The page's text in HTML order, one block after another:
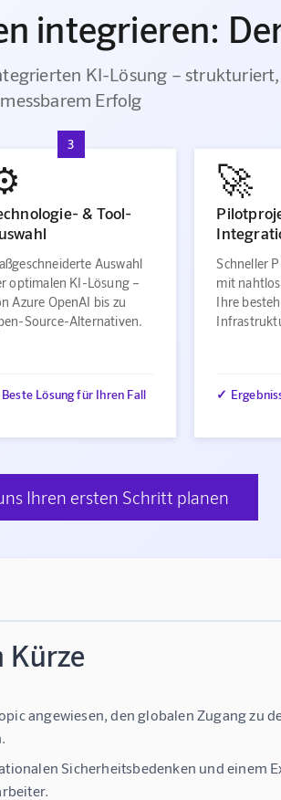
integrieren:
KI-Lösung –
messbarem Erfolg
3
& Tool-
Auswahl
optimalen KI-Lösung –
Azure OpenAI bis zu
Source-Alternativen.
Lösung für Ihren Fall
🚀
Schneller
mit
Ihre
✓
Ihren ersten Schritt planen
Kürze
angewiesen, den globalen Zugang zu
Sicherheitsbedenken und einem